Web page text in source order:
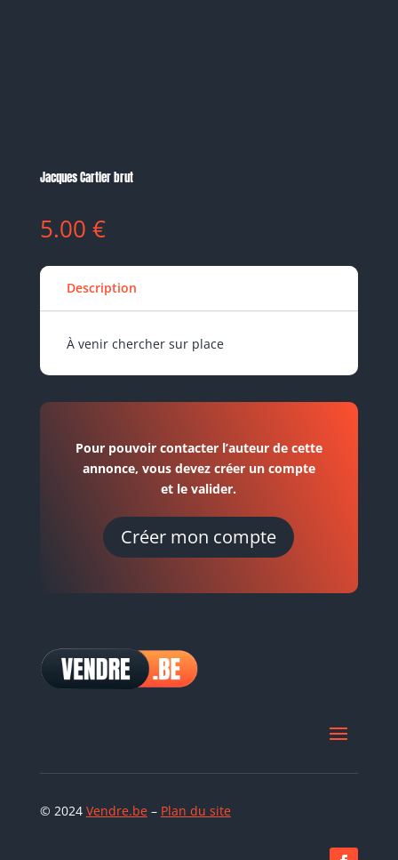
Jacques Cartier brut
5.00 €
Description
À venir chercher sur place
Pour pouvoir contacter l’auteur de cette
annonce, vous devez créer un compte
et le valider.
Créer mon compte
© 2024 Vendre.be– Plan du site